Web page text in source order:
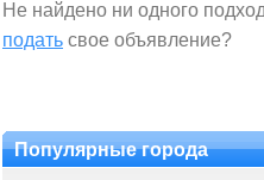
Не найдено ни одного
подать свое объявление?
Популярные города